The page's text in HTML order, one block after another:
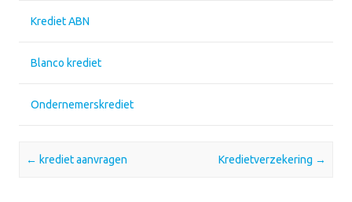
Krediet ABN
Blanco krediet
Ondernemerskrediet
Post navigation
← krediet aanvragen Kredietverzekering →